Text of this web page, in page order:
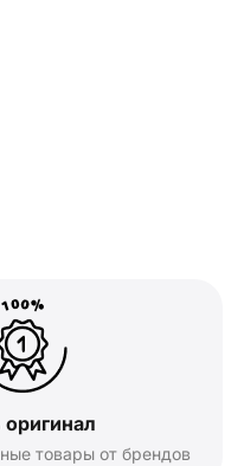
оригинал
товары от брендов